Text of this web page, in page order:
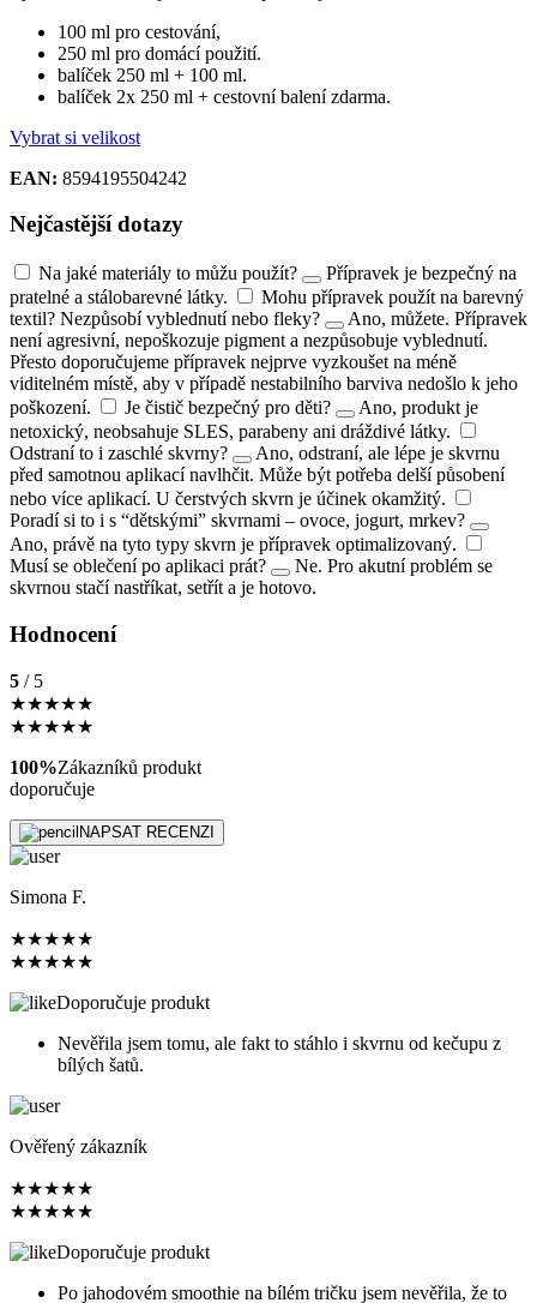
100 ml pro cestování,
250 ml pro domácí použití.
balíček 250 ml + 100 ml.
balíček 2x 250 ml + cestovní balení zdarma.
Vybrat si velikost
EAN: 8594195504242
Nejčastější dotazy
Na jaké materiály to můžu použít?
Přípravek je bezpečný na
pratelné a stálobarevné látky.
Mohu přípravek použít na barevný
textil? Nezpůsobí vyblednutí nebo fleky?
Ano, můžete. Přípravek
není agresivní, nepoškozuje pigment a nezpůsobuje vyblednutí.
Přesto doporučujeme přípravek nejprve vyzkoušet na méně
viditelném místě, aby v případě nestabilního barviva nedošlo k jeho
poškození.
Je čistič bezpečný pro děti?
Ano, produkt je
netoxický, neobsahuje SLES, parabeny ani dráždivé látky.
Odstraní to i zaschlé skvrny?
Ano, odstraní, ale lépe je skvrnu
před samotnou aplikací navlhčit. Může být potřeba delší působení
nebo více aplikací. U čerstvých skvrn je účinek okamžitý.
Poradí si to i s “dětskými” skvrnami – ovoce, jogurt, mrkev?
Ano, právě na tyto typy skvrn je přípravek optimalizovaný.
Musí se oblečení po aplikaci prát?
Ne. Pro akutní problém se
skvrnou stačí nastříkat, setřít a je hotovo.
Hodnocení
5 / 5
★★★★★
★★★★★
100%Zákazníků produkt
doporučuje
NAPSAT RECENZI
Simona F.
★★★★★
★★★★★
Doporučuje produkt
Nevěřila jsem tomu, ale fakt to stáhlo i skvrnu od kečupu z
bílých šatů.
Ověřený zákazník
★★★★★
★★★★★
Doporučuje produkt
Po jahodovém smoothie na bílém tričku jsem nevěřila, že to